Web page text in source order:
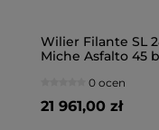
Wilier Filante SL
Miche Asfalto 45
0 ocen
21 961,00 zł